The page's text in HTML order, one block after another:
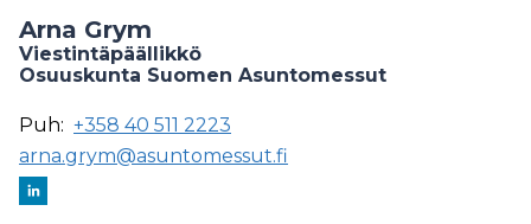
Arna Grym
Viestintäpäällikkö
Osuuskunta Suomen Asuntomessut
Puh: +358 40 511 2223
arna.grym@asuntomessut.fi